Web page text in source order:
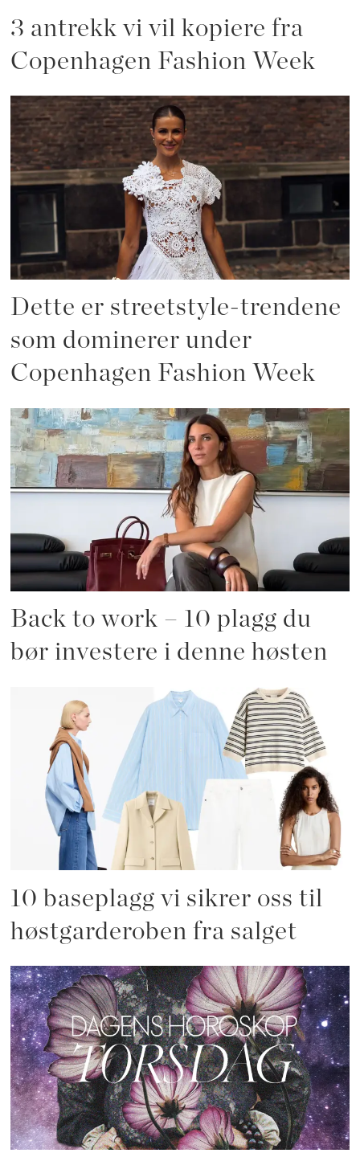
3 antrekk vi vil kopiere fra
Copenhagen Fashion Week
Dette er streetstyle-trendene
som dominerer under
Copenhagen Fashion Week
Back to work – 10 plagg du
bør investere i denne høsten
10 baseplagg vi sikrer oss til
høstgarderoben fra salget